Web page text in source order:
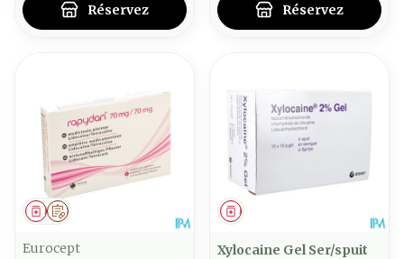
Réservez Réservez
Sur prescription
Médicament
Eurocept
Médicament
Xylocaine Gel Ser/spuit